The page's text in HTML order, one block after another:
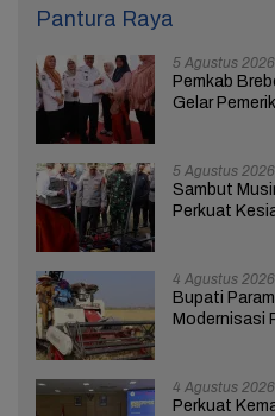
Pantura Raya
5 Agustus 2026
Pemkab
Gelar
5 Agustus 2026
Sambut
Perkuat
4 Agustus 2026
Bupati
Modernisasi
4 Agustus 2026
Perkuat